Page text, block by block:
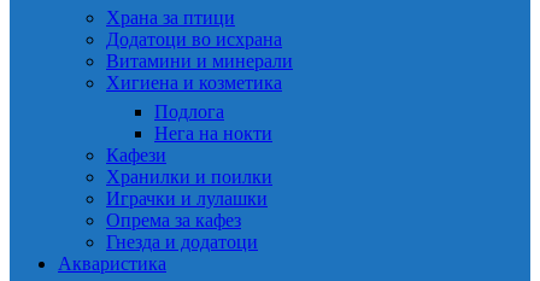
Храна за птици
Додатоци во исхрана
Витамини и минерали
Хигиена и козметика
Подлога
Нега на нокти
Кафези
Хранилки и поилки
Играчки и лулашки
Опрема за кафез
Гнезда и додатоци
Акваристика